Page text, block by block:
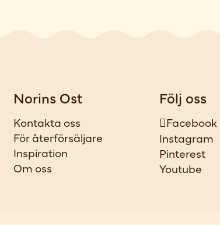
Norins Ost
Kontakta oss
För återförsäljare
Inspiration
Om oss
Följ oss
Facebook
Instagram
Pinterest
Youtube